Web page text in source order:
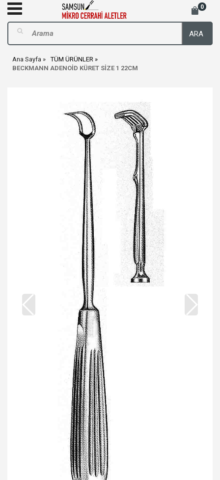
0
ARA
Ana Sayfa
TÜM ÜRÜNLER
BECKMANN ADENOİD KÜRET SİZE 1 22CM